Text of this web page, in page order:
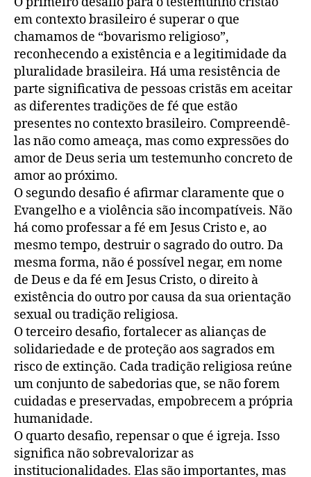
em contexto brasileiro é superar o que
chamamos de “bovarismo religioso”,
reconhecendo a existência e a legitimidade da
pluralidade brasileira. Há uma resistência de
parte significativa de pessoas cristãs em aceitar
as diferentes tradições de fé que estão
presentes no contexto brasileiro. Compreendê-
las não como ameaça, mas como expressões do
amor de Deus seria um testemunho concreto de
amor ao próximo.
O segundo desafio é afirmar claramente que o
Evangelho e a violência são incompatíveis. Não
há como professar a fé em Jesus Cristo e, ao
mesmo tempo, destruir o sagrado do outro. Da
mesma forma, não é possível negar, em nome
de Deus e da fé em Jesus Cristo, o direito à
existência do outro por causa da sua orientação
sexual ou tradição religiosa.
O terceiro desafio, fortalecer as alianças de
solidariedade e de proteção aos sagrados em
risco de extinção. Cada tradição religiosa reúne
um conjunto de sabedorias que, se não forem
cuidadas e preservadas, empobrecem a própria
humanidade.
O quarto desafio, repensar o que é igreja. Isso
significa não sobrevalorizar as
institucionalidades. Elas são importantes, mas